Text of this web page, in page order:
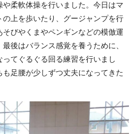
柔軟体操を行いました。今日はマ
の上を歩いたり、グージャンプを行
びやくまやペンギンなどの模倣運
後はバランス感覚を養うために、
てぐるぐる回る練習を行いまし
足腰が少しずつ丈夫になってきた